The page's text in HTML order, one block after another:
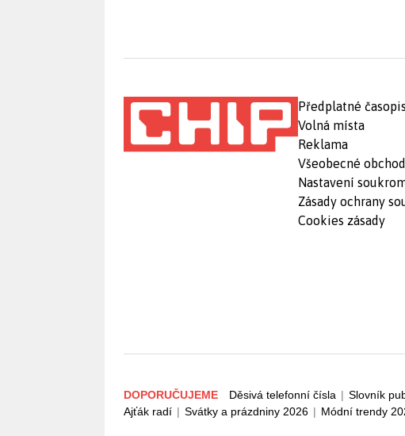
Předplatné
Volná místa
Reklama
Všeobecné
Nastavení
Zásady ochrany
Cookies zásady
DOPORUČUJEME Děsivá telefonní čísla | Slovník
Ajťák radí | Svátky a prázdniny 2026 | Módní trendy